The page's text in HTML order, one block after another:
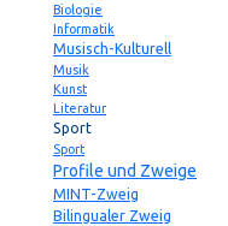
Biologie
Informatik
Musisch-Kulturell
Musik
Kunst
Literatur
Sport
Sport
Profile und Zweige
MINT-Zweig
Bilingualer Zweig